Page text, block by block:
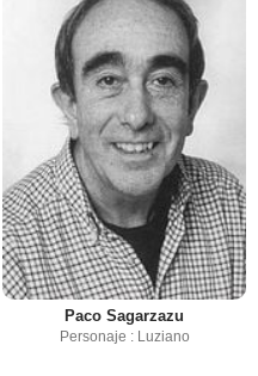
Paco Sagarzazu
Personaje : Luziano